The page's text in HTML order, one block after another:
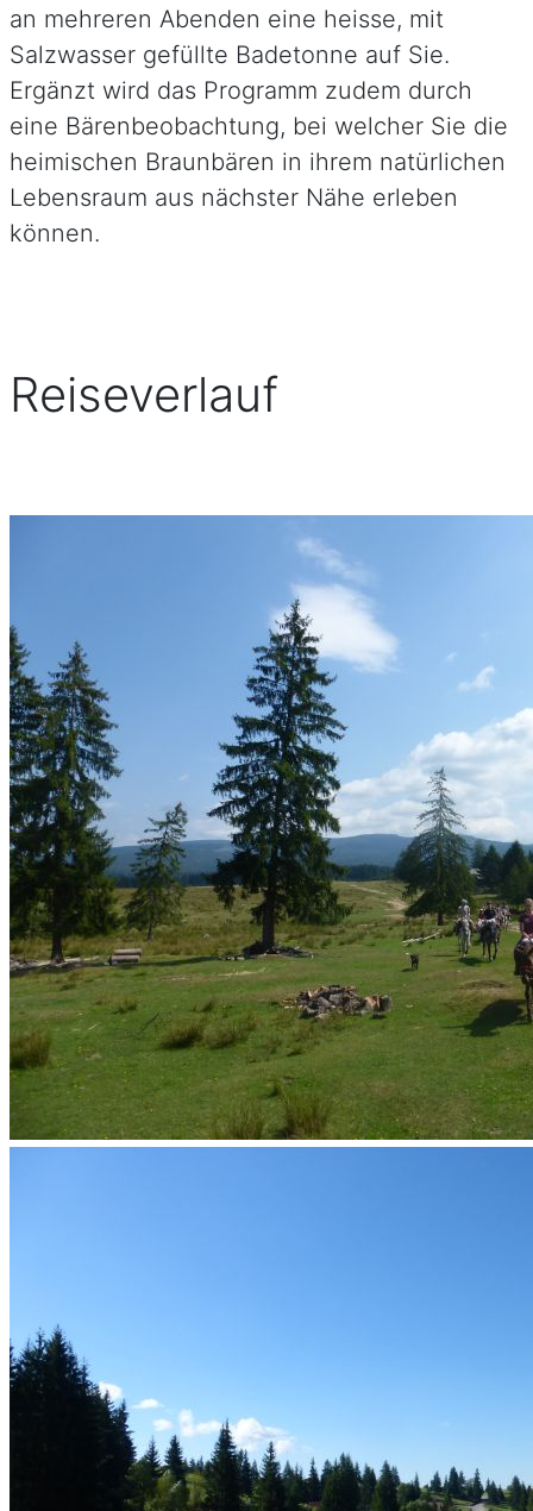
an mehreren Abenden eine heisse, mit
Salzwasser gefüllte Badetonne auf Sie.
Ergänzt wird das Programm zudem durch
eine Bärenbeobachtung, bei welcher Sie die
heimischen Braunbären in ihrem natürlichen
Lebensraum aus nächster Nähe erleben
können.
Reiseverlauf